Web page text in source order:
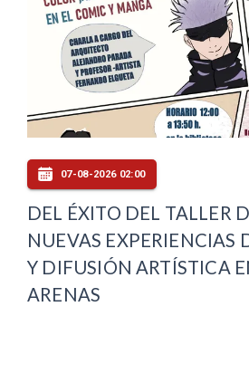
07-08-2026 02:00
DEL ÉXITO DEL TALLER
NUEVAS EXPERIENCIAS
Y DIFUSIÓN ARTÍSTICA
ARENAS